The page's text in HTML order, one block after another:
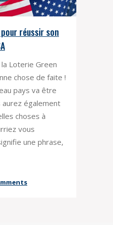
réussir son
Loterie Green
chose de faite !
pays va être
également
choses à
vous
une phrase,